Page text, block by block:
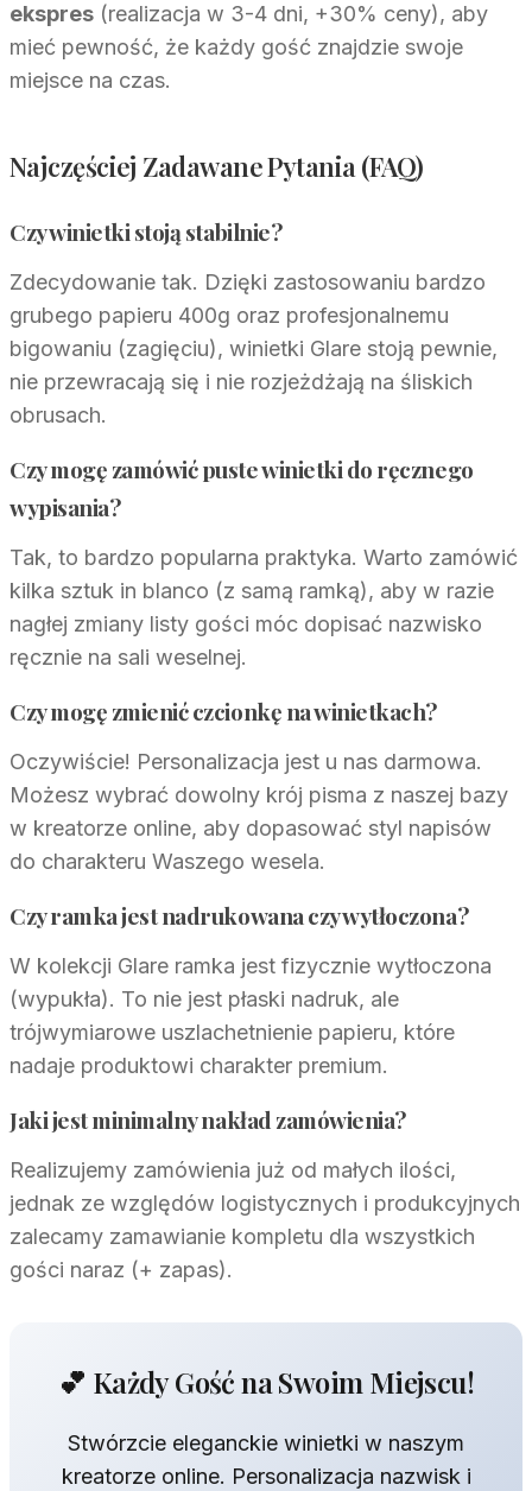
ekspres (realizacja w 3-4 dni, +30% ceny), aby
mieć pewność, że każdy gość znajdzie swoje
miejsce na czas.
Najczęściej Zadawane Pytania (FAQ)
Czy winietki stoją stabilnie?
Zdecydowanie tak. Dzięki zastosowaniu bardzo
grubego papieru 400g oraz profesjonalnemu
bigowaniu (zagięciu), winietki Glare stoją pewnie,
nie przewracają się i nie rozjeżdżają na śliskich
obrusach.
Czy mogę zamówić puste winietki do ręcznego
wypisania?
Tak, to bardzo popularna praktyka. Warto zamówić
kilka sztuk in blanco (z samą ramką), aby w razie
nagłej zmiany listy gości móc dopisać nazwisko
ręcznie na sali weselnej.
Czy mogę zmienić czcionkę na winietkach?
Oczywiście! Personalizacja jest u nas darmowa.
Możesz wybrać dowolny krój pisma z naszej bazy
w kreatorze online, aby dopasować styl napisów
do charakteru Waszego wesela.
Czy ramka jest nadrukowana czy wytłoczona?
W kolekcji Glare ramka jest fizycznie wytłoczona
(wypukła). To nie jest płaski nadruk, ale
trójwymiarowe uszlachetnienie papieru, które
nadaje produktowi charakter premium.
Jaki jest minimalny nakład zamówienia?
Realizujemy zamówienia już od małych ilości,
jednak ze względów logistycznych i produkcyjnych
zalecamy zamawianie kompletu dla wszystkich
gości naraz (+ zapas).
💕 Każdy Gość na Swoim Miejscu!
Stwórzcie eleganckie winietki w naszym
kreatorze online. Personalizacja nazwisk i